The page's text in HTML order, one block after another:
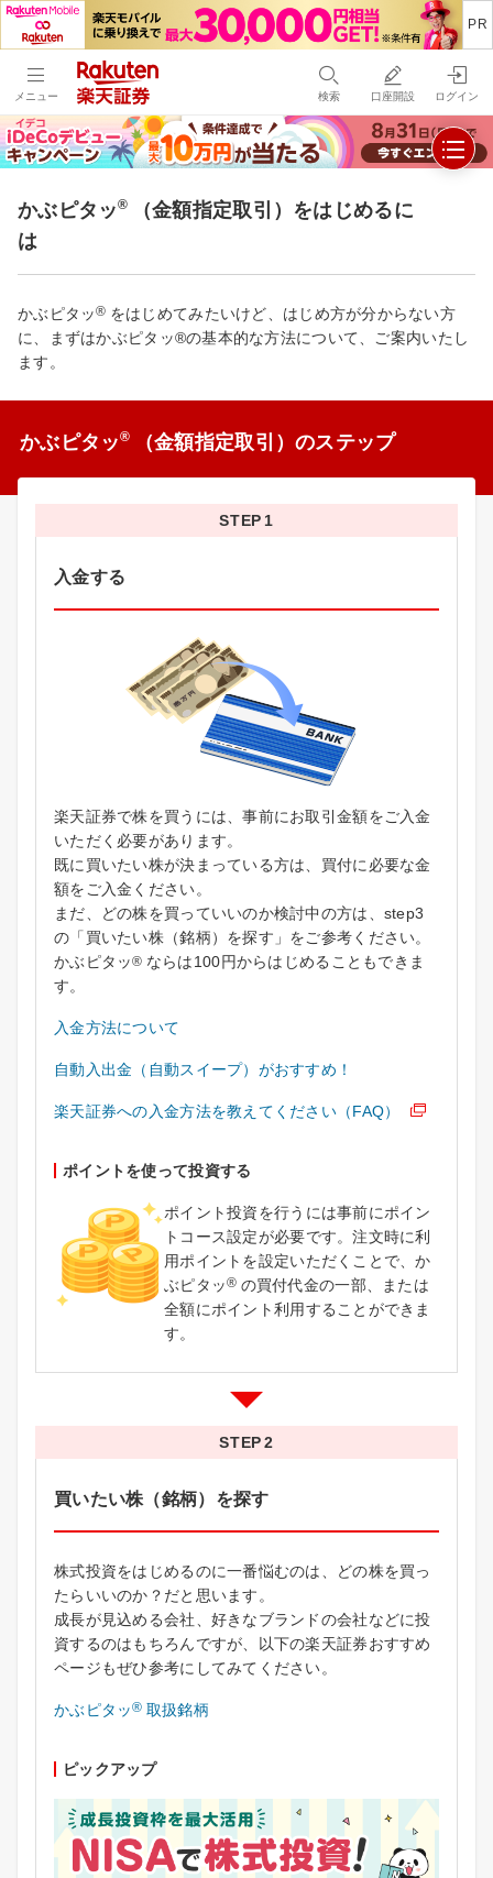
メニュー 検索 口座開設 ログイン
かぶピタッ®
（金額指定取引）をはじめるに
は
かぶピタッ® をはじめてみたいけど、はじめ方が分からない方
に、まずはかぶピタッ®の基本的な方法について、ご案内いたし
ます。
かぶピタッ® （金額指定取引）のステップ
STEP
入金する
楽天証券で株を買うには、事前にお取引金額をご入金
いただく必要があります。
既に買いたい株が決まっている方は、買付に必要な金
額をご入金ください。
まだ、どの株を買っていいのか検討中の方は、step3
の「買いたい株（銘柄）を探す」をご参考ください。
かぶピタッ® ならは100円からはじめることもできま
す。
入金方法について
自動入出金（自動スイープ）がおすすめ！
楽天証券への入金方法を教えてください（FAQ）
ポイントを使って投資する
ポイント投資を行うには事前にポイン
トコース設定が必要です。注文時に利
用ポイントを設定いただくことで、か
ぶピタッ® の買付代金の一部、または
全額にポイント利用することができま
す。
STEP
買いたい株（銘柄）を探す
株式投資をはじめるのに一番悩むのは、どの株を買っ
たらいいのか？だと思います。
成長が見込める会社、好きなブランドの会社などに投
資するのはもちろんですが、以下の楽天証券おすすめ
ページもぜひ参考にしてみてください。
かぶピタッ® 取扱銘柄
ピックアップ